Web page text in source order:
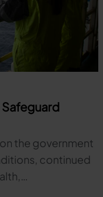
the government
continued